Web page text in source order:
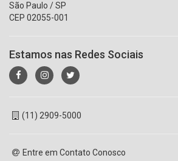
São Paulo / SP
CEP 02055-001
Estamos nas Redes Sociais
(11) 2909-5000
Entre em Contato Conosco